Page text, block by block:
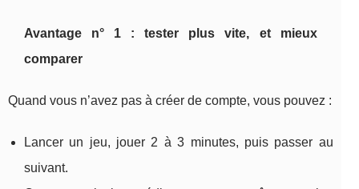
Avantage n° 1 : tester plus vite, et mieux
comparer
Quand vous n’avez pas à créer de compte, vous pouvez :
Lancer un jeu, jouer 2 à 3 minutes, puis passer au
suivant.